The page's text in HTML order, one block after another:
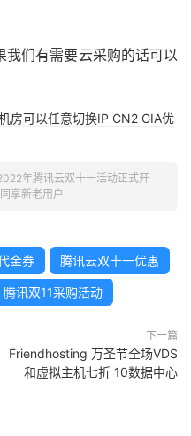
们有需要云采购的话可以
房可以任意切换IP CN2 GIA优
年腾讯云双十一活动正式开
享新老用户
金券 腾讯云双十一优惠
腾讯双11采购活动
下一篇
Friendhosting 万圣节全场VDS
和虚拟主机七折 10数据中心